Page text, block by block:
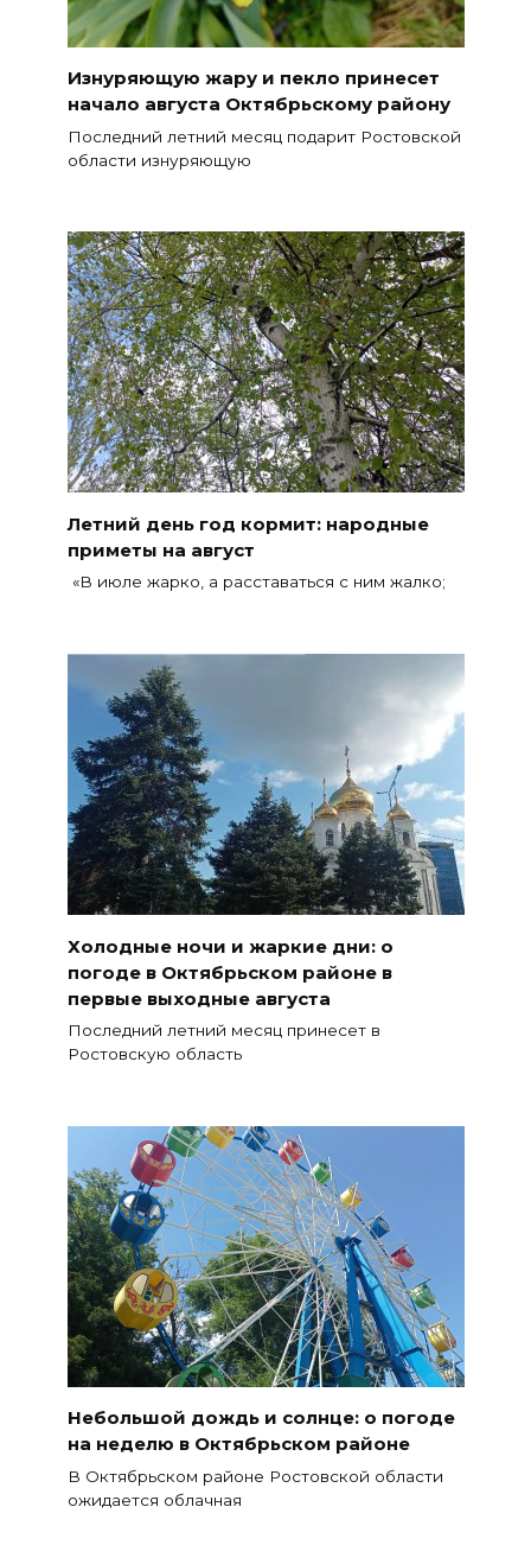
Изнуряющую жару и пекло принесет
начало августа Октябрьскому району
Последний летний месяц подарит Ростовской
области изнуряющую
Летний день год кормит: народные
приметы на август
«В июле жарко, а расставаться с ним жалко;
Холодные ночи и жаркие дни: о
погоде в Октябрьском районе в
первые выходные августа
Последний летний месяц принесет в
Ростовскую область
Небольшой дождь и солнце: о погоде
на неделю в Октябрьском районе
В Октябрьском районе Ростовской области
ожидается облачная